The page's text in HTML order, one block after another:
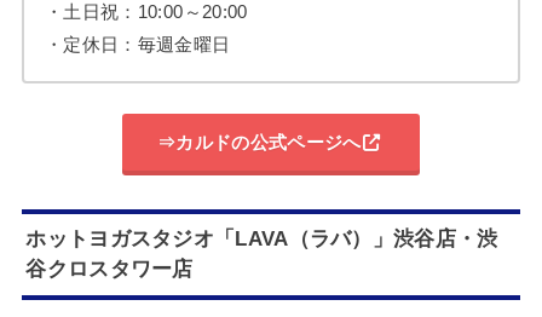
・土日祝：10:00～20:00
・定休日：毎週金曜日
⇒カルドの公式ページへ
ホットヨガスタジオ「LAVA（ラバ）」渋谷店・渋
谷クロスタワー店